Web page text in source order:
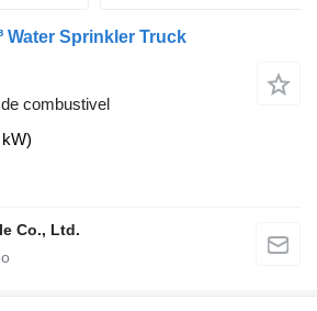
Water Sprinkler Truck
combustivel
Co., Ltd.